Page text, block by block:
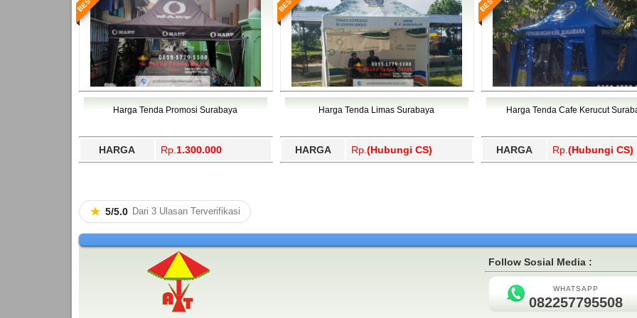
Harga Tenda Promosi Surabaya
HARGA Rp. 1.300.000
Harga Tenda Limas Surabaya
HARGA Rp. (Hubungi CS)
Harga Tenda Cafe Kerucut
HARGA Rp. (Hubungi CS)
★ 5/5.0 Dari 3 Ulasan Terverifikasi
Follow Sosial Media :
WHATSAPP
082257795508